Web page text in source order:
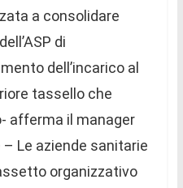
a consolidare
di
dell’incarico al
tassello che
afferma il manager
Le aziende sanitarie
organizzativo